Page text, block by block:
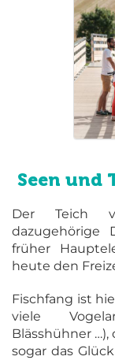
Seen und
Der Teich
dazugehörige
früher
heute den
Fischfang ist
viele
Blässhühner …),
sogar das